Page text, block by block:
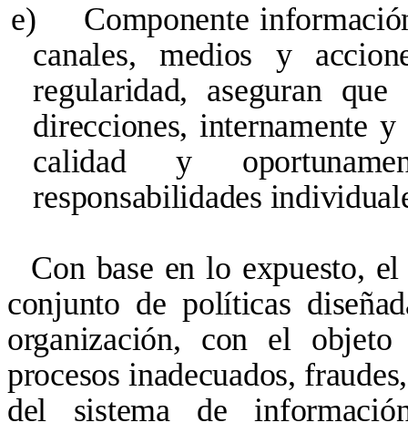
e)
Componente
canales, medios y
regularidad, aseguran
direcciones, internamente
calidad y
responsabilidades
Con base en lo expuesto, el
conjunto de políticas
organización, con el
procesos inadecuados,
del sistema de